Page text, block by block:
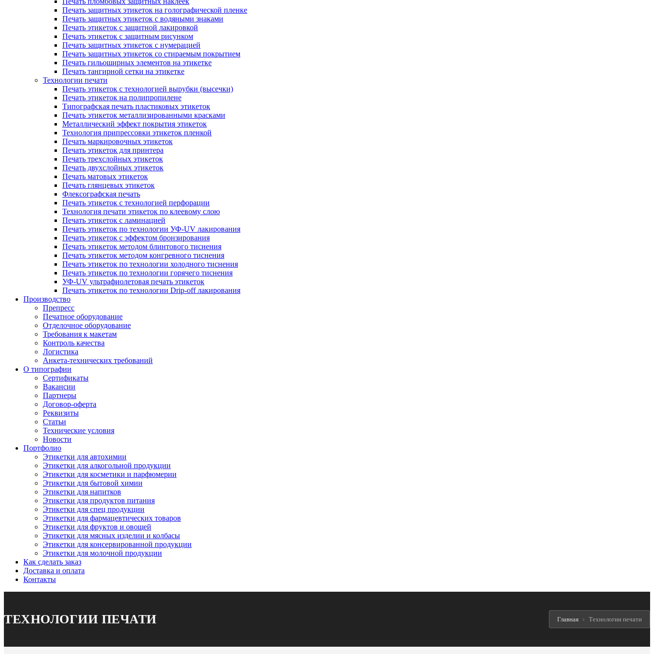
Печать защитных этикеток на голографической пленке
Печать защитных этикеток с водяными знаками
Печать этикеток с защитной лакировкой
Печать этикеток с защитным рисунком
Печать защитных этикеток с нумерацией
Печать защитных этикеток со стираемым покрытием
Печать гильоширных элементов на этикетке
Печать тангирной сетки на этикетке
Технологии печати
Печать этикеток с технологией вырубки (высечки)
Печать этикеток на полипропилене
Типографская печать пластиковых этикеток
Печать этикеток металлизированными красками
Металлический эффект покрытия этикеток
Технология припрессовки этикеток пленкой
Печать маркировочных этикеток
Печать этикеток для принтера
Печать трехслойных этикеток
Печать двухслойных этикеток
Печать матовых этикеток
Печать глянцевых этикеток
Флексографская печать
Печать этикеток с технологией перфорации
Технология печати этикеток по клеевому слою
Печать этикеток с ламинацией
Печать этикеток по технологии УФ-UV лакирования
Печать этикеток с эффектом бронзирования
Печать этикеток методом блинтового тиснения
Печать этикеток методом конгревного тиснения
Печать этикеток по технологии холодного тиснения
Печать этикеток по технологии горячего тиснения
УФ-UV ультрафиолетовая печать этикеток
Печать этикеток по технологии Drip-off лакирования
Производство
Препресс
Печатное оборудование
Отделочное оборудование
Требования к макетам
Контроль качества
Логистика
Анкета-технических требований
О типографии
Сертификаты
Вакансии
Партнеры
Договор-оферта
Реквизиты
Статьи
Технические условия
Новости
Портфолио
Этикетки для автохимии
Этикетки для алкогольной продукции
Этикетки для косметики и парфюмерии
Этикетки для бытовой химии
Этикетки для напитков
Этикетки для продуктов питания
Этикетки для спец продукции
Этикетки для фармацевтических товаров
Этикетки для фруктов и овощей
Этикетки для мясных изделии и колбасы
Этикетки для консервированной продукции
Этикетки для молочной продукции
Как сделать заказ
Доставка и оплата
Контакты
ТЕХНОЛОГИИ ПЕЧАТИ Главная Технологии печати